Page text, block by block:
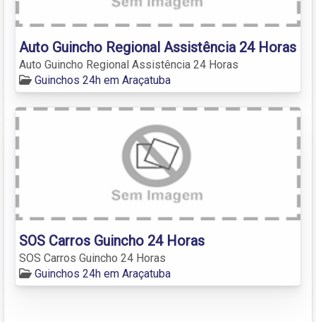
Auto Guincho Regional Assistência 24 Horas
Auto Guincho Regional Assistência 24 Horas
Guinchos 24h em Araçatuba
SOS Carros Guincho 24 Horas
SOS Carros Guincho 24 Horas
Guinchos 24h em Araçatuba